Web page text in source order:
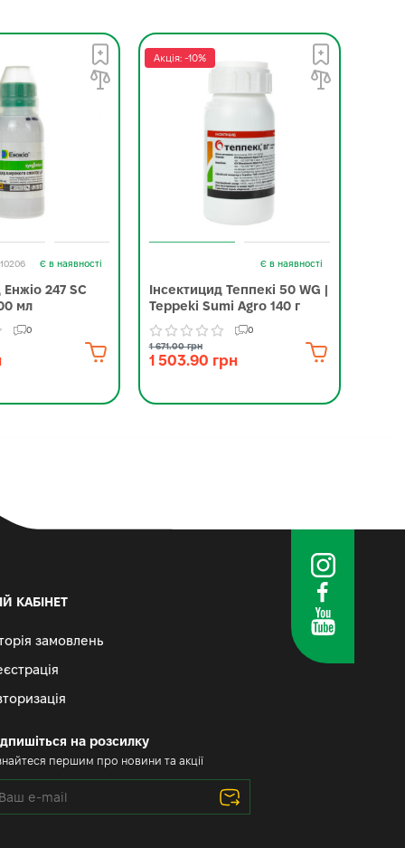
Є в наявності
247 SC
мл
0
Акція: -10%
Є в наявності
Інсектицид Теппекі 50 WG |
Teppeki Sumi Agro 140 г
0
1 671.00 грн
1 503.90 грн
КАБІНЕТ
замовлень
на розсилку
першим про новини та акції